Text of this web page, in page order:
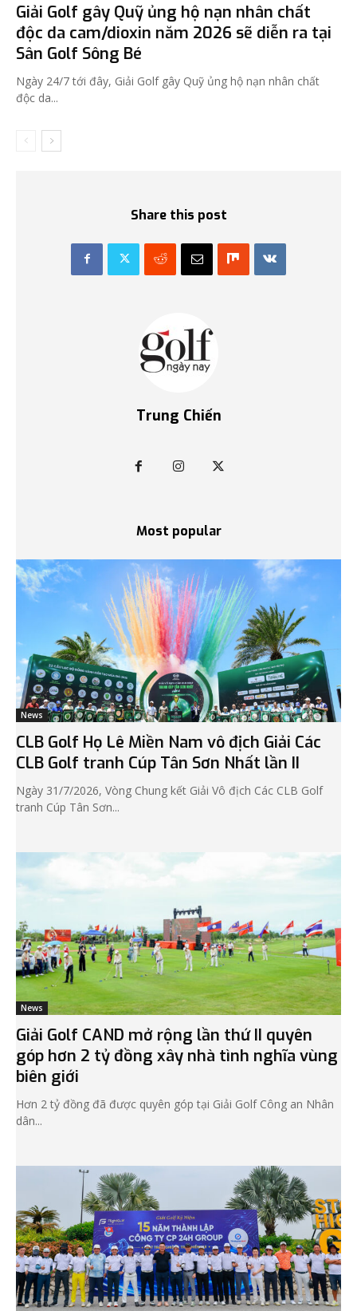
Giải Golf gây Quỹ ủng hộ nạn nhân chất
độc da cam/dioxin năm 2026 sẽ diễn ra tại
Sân Golf Sông Bé
Ngày 24/7 tới đây, Giải Golf gây Quỹ ủng hộ nạn nhân chất
độc da...
Share this post
Trung Chiến
Most popular
News
CLB Golf Họ Lê Miền Nam vô địch Giải Các
CLB Golf tranh Cúp Tân Sơn Nhất lần II
Ngày 31/7/2026, Vòng Chung kết Giải Vô địch Các CLB Golf
tranh Cúp Tân Sơn...
News
Giải Golf CAND mở rộng lần thứ II quyên
góp hơn 2 tỷ đồng xây nhà tình nghĩa vùng
biên giới
Hơn 2 tỷ đồng đã được quyên góp tại Giải Golf Công an Nhân
dân...